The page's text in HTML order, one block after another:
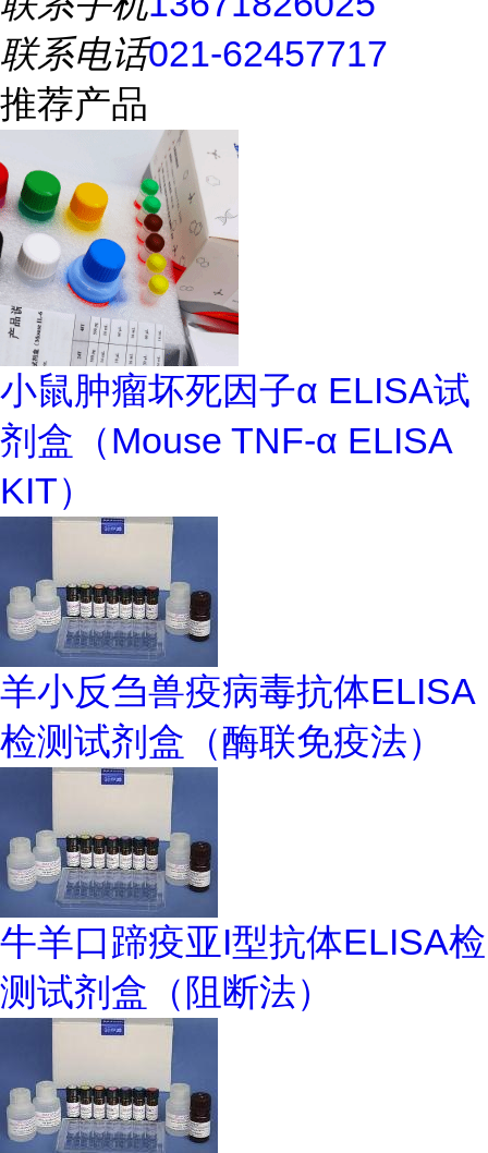
联系电话021-62457717
推荐产品
小鼠肿瘤坏死因子α ELISA试
剂盒（Mouse TNF-α ELISA
KIT）
羊小反刍兽疫病毒抗体ELISA
检测试剂盒（酶联免疫法）
牛羊口蹄疫亚I型抗体ELISA检
测试剂盒（阻断法）